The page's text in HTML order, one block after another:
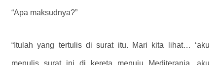
“Apa maksudnya?”
“Itulah yang tertulis di surat itu. Mari kita lihat… ‘aku